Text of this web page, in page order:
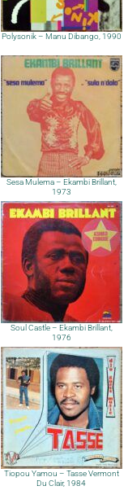
Polysonik – Manu Dibango, 1990
Sesa Mulema – Ekambi Brillant,
1973
Soul Castle – Ekambi Brillant,
1976
Tiopou Yamou – Tasse Vermont
Du Clair, 1984